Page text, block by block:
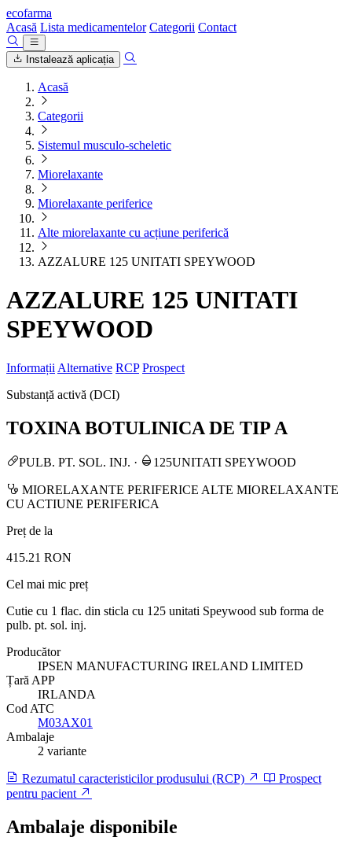
ecofarma
Acasă Lista medicamentelor Categorii Contact
Instalează aplicația
Acasă
Categorii
Sistemul musculo-scheletic
Miorelaxante
Miorelaxante periferice
Alte miorelaxante cu acțiune periferică
AZZALURE 125 UNITATI SPEYWOOD
AZZALURE 125 UNITATI
SPEYWOOD
Informații Alternative RCP Prospect
Substanță activă (DCI)
TOXINA BOTULINICA DE TIP A
PULB. PT. SOL. INJ. · 125UNITATI SPEYWOOD
MIORELAXANTE PERIFERICE ALTE MIORELAXANTE
CU ACTIUNE PERIFERICA
Preț de la
415.21 RON
Cel mai mic preț
Cutie cu 1 flac. din sticla cu 125 unitati Speywood sub forma de
pulb. pt. sol. inj.
Producător
IPSEN MANUFACTURING IRELAND LIMITED
Țară APP
IRLANDA
Cod ATC
M03AX01
Ambalaje
2 variante
Rezumatul caracteristicilor produsului (RCP)
Prospect
pentru pacient
Ambalaje disponibile